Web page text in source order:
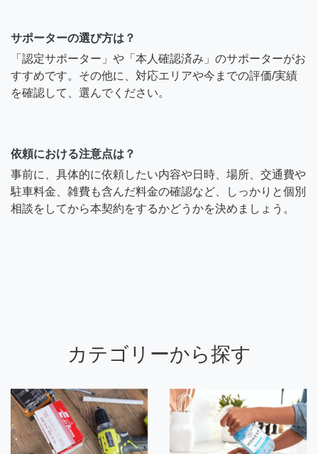
サポーターの選び方は？
「認定サポーター」や「本人確認済み」のサポーターがお
すすめです。その他に、対応エリアや今までの評価/実績
を確認して、選んでください。
依頼における注意点は？
事前に、具体的に依頼したい内容や日時、場所、交通費や
駐車料金、雑費も含んだ料金の確認など、しっかりと個別
相談をしてから本契約をするかどうかを決めましょう。
カテゴリーから探す